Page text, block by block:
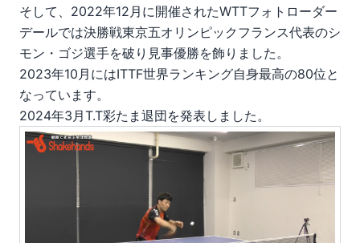
そして、2022年12月に開催されたWTTフォトローダー
デールでは決勝戦東京五オリンピックフランス代表のシ
モン・ゴジ選手を破り見事優勝を飾りました。
2023年10月にはITTF世界ランキング自身最高の80位と
なっています。
2024年3月T.T彩たま退団を発表しました。